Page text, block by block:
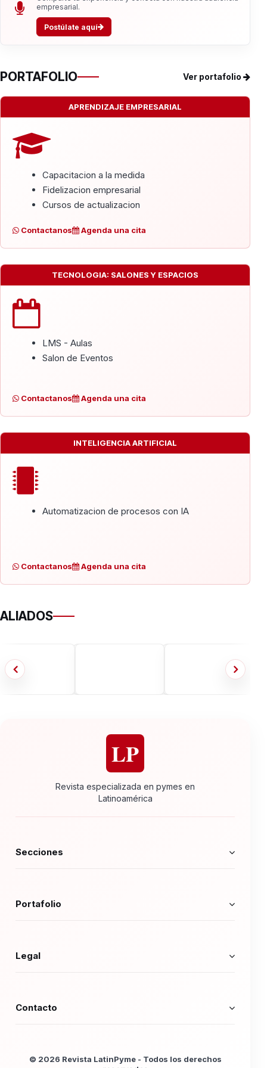
empresarial.
Postúlate aquí
PORTAFOLIO Ver portafolio
APRENDIZAJE EMPRESARIAL
Capacitacion a la medida
Fidelizacion empresarial
Cursos de actualizacion
Contactanos Agenda una cita
TECNOLOGIA: SALONES Y ESPACIOS
LMS - Aulas
Salon de Eventos
Contactanos Agenda una cita
INTELIGENCIA ARTIFICIAL
Automatizacion de procesos con IA
Contactanos Agenda una cita
ALIADOS
LP
Revista especializada en pymes en
Latinoamérica
Secciones
Portafolio
Legal
Contacto
© 2026 Revista LatinPyme - Todos los derechos